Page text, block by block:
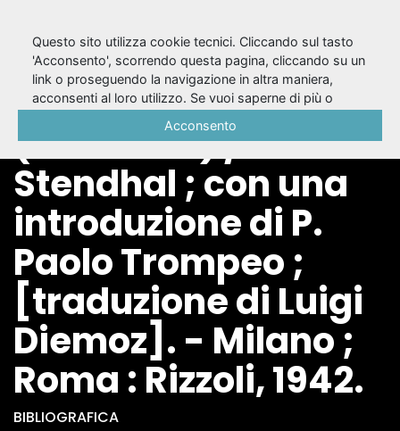
Viaggio in Italia :
(1801-1818) / di
Stendhal ; con una
introduzione di P.
Paolo Trompeo ;
[traduzione di Luigi
Diemoz]. - Milano ;
Roma : Rizzoli, 1942.
BIBLIOGRAFICA
Questo sito utilizza cookie tecnici. Cliccando sul tasto
'Acconsento', scorrendo questa pagina, cliccando su un
link o proseguendo la navigazione in altra maniera,
acconsenti al loro utilizzo. Se vuoi saperne di più o
Acconsento